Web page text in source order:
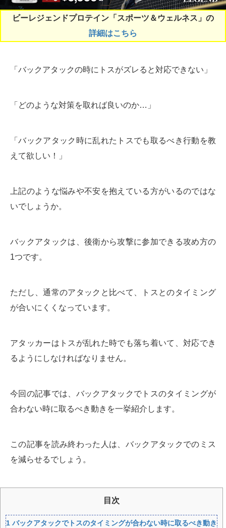
ビーレジェンドプロテイン「スポーツ＆ウェルネス」の
詳細はこちら
「バックアタックの時にトスがズレると対応できない」
「どのような対策を取れば良いのか…」
「バックアタック時に乱れたトスでも取るべき行動を教
えて欲しい！」
上記のような悩みや不安を抱えている方がいるのではな
いでしょうか。
バックアタックは、後衛から攻撃に参加できる攻め方の
1つです。
ただし、通常のアタックと比べて、トスとのタイミング
が合いにくくなっています。
アタッカーはトスが乱れた時でも落ち着いて、対応でき
るようにしなければなりません。
今回の記事では、バックアタックでトスのタイミングが
合わない時に取るべき動きを一挙紹介します。
この記事を読み終わった人は、バックアタックでのミス
を減らせるでしょう。
目次
1 バックアタックでトスのタイミングが合わない時に取るべき動き